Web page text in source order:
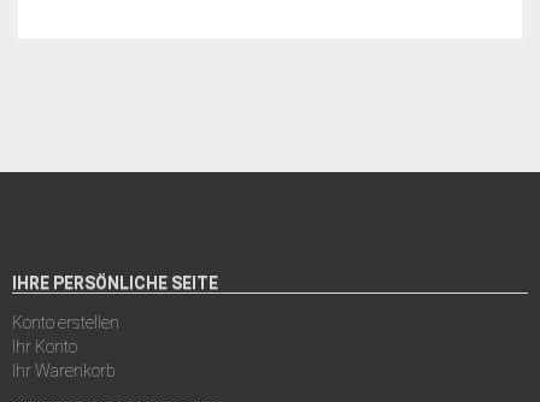
IHRE PERSÖNLICHE SEITE
Konto erstellen
Ihr Konto
Ihr Warenkorb